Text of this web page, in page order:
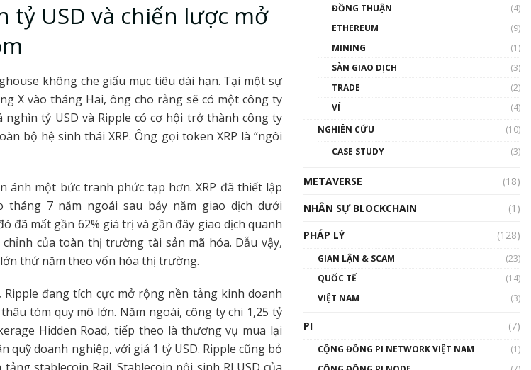
tỷ USD và chiến lược mở
không che giấu mục tiêu dài hạn. Tại một sự
X vào tháng Hai, ông cho rằng sẽ có một công ty
tỷ USD và Ripple có cơ hội trở thành công ty
bộ hệ sinh thái XRP. Ông gọi token XRP là “ngôi
ánh một bức tranh phức tạp hơn. XRP đã thiết lập
tháng 7 năm ngoái sau bảy năm giao dịch dưới
đã mất gần 62% giá trị và gần đây giao dịch quanh
của toàn thị trường tài sản mã hóa. Dẫu vậy,
thứ năm theo vốn hóa thị trường.
đang tích cực mở rộng nền tảng kinh doanh
tóm quy mô lớn. Năm ngoái, công ty chi 1,25 tỷ
Hidden Road, tiếp theo là thương vụ mua lại
quỹ doanh nghiệp, với giá 1 tỷ USD. Ripple cũng bỏ
Blockchain đang được ứng
01:34:46
01:32:59
ĐỒNG THUẬN
(4)
ETHEREUM
(9)
MINING
(1)
SÀN GIAO DỊCH
(3)
TRADE
(2)
VÍ
(4)
NGHIÊN CỨU
(10)
CASE STUDY
(3)
METAVERSE
(18)
NHÂN SỰ BLOCKCHAIN
(1)
PHÁP LÝ
(128)
GIAN LẬN & SCAM
(23)
QUỐC TẾ
(14)
VIỆT NAM
(3)
PI (7)
CỘNG ĐỒNG PI NETWORK VIỆT NAM
(1)